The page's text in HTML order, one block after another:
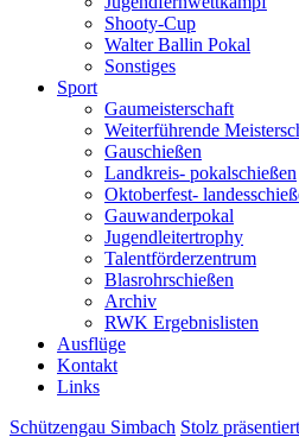
Shooty-Cup
Walter Ballin Pokal
Sonstiges
Sport
Gaumeisterschaft
Weiterführende
Gauschießen
Landkreis- pokalschießen
Oktoberfest-
Gauwanderpokal
Jugendleitertrophy
Talentförderzentrum
Blasrohrschießen
Archiv
RWK Ergebnislisten
Ausflüge
Kontakt
Links
Schützengau Simbach Stolz